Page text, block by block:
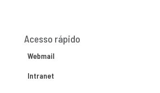
Acesso rápido
Webmail
Intranet